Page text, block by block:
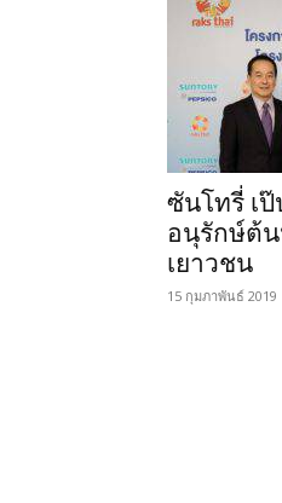
ซันโทรี่ เ
อนุรักษ์ต้
เยาวชน
15 กุมภาพันธ์ 2019